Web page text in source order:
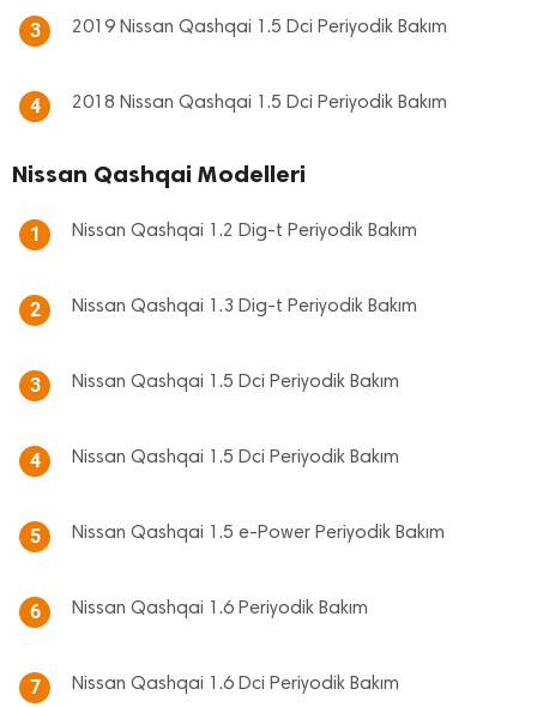
3 2019 Nissan Qashqai 1.5 Dci Periyodik Bakım
4 2018 Nissan Qashqai 1.5 Dci Periyodik Bakım
Nissan Qashqai Modelleri
1 Nissan Qashqai 1.2 Dig-t Periyodik Bakım
2 Nissan Qashqai 1.3 Dig-t Periyodik Bakım
3 Nissan Qashqai 1.5 Dci Periyodik Bakım
4 Nissan Qashqai 1.5 Dci Periyodik Bakım
5 Nissan Qashqai 1.5 e-Power Periyodik Bakım
6 Nissan Qashqai 1.6 Periyodik Bakım
7 Nissan Qashqai 1.6 Dci Periyodik Bakım